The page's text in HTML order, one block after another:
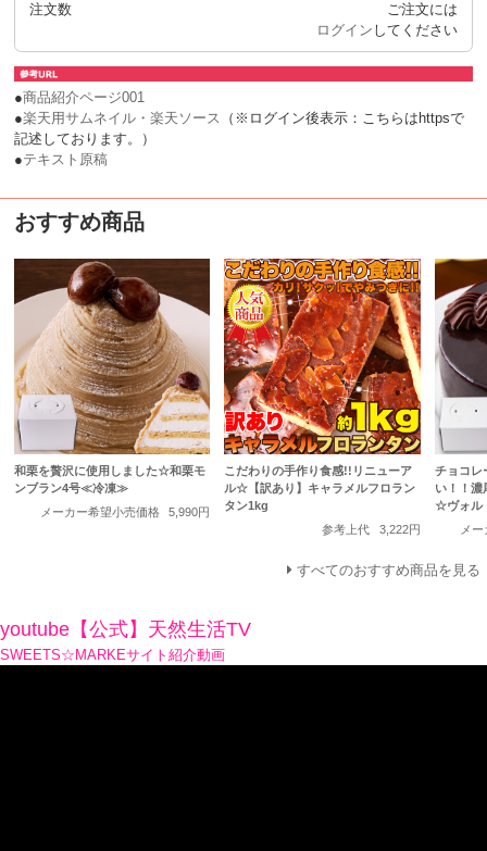
注文数
ご注文には
ログイン してください
●商品紹介ページ001
●楽天用サムネイル・楽天ソース
（※ログイン後表示：こちらはhttpsで
記述しております。）
●テキスト原稿
おすすめ商品
和栗を贅沢に使用しました☆和栗モ
ンブラン4号≪冷凍≫
メーカー希望小売価格
5,990円
こだわりの手作り食感!!リニューア
ル☆【訳あり】キャラメルフロラン
タン1kg
参考上代
3,222円
チョコレ
い！！濃
☆ヴォル
メ
すべてのおすすめ商品を見る
youtube【公式】天然生活TV
SWEETS☆MARKEサイト紹介動画